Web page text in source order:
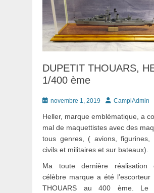
DUPETIT THOUARS,
1/400 ème
Posténovembre 1, 2019 AuteurCampiAdmin
Heller, marque emblématique, a
mal de maquettistes avec des
tous genres, ( avions, figurines,
civils et militaires et sur bateaux).
Ma toute dernière réalisation
célèbre marque a été l’escorteur
THOUARS au 400 ème. Le